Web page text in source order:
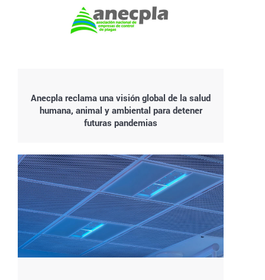
Anecpla reclama una visión global de la salud
humana, animal y ambiental para detener
futuras pandemias